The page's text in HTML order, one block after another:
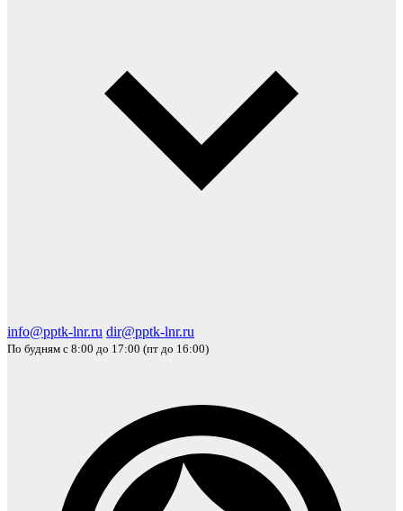
info@pptk-lnr.ru dir@pptk-lnr.ru
По будням с 8:00 до 17:00 (пт до 16:00)